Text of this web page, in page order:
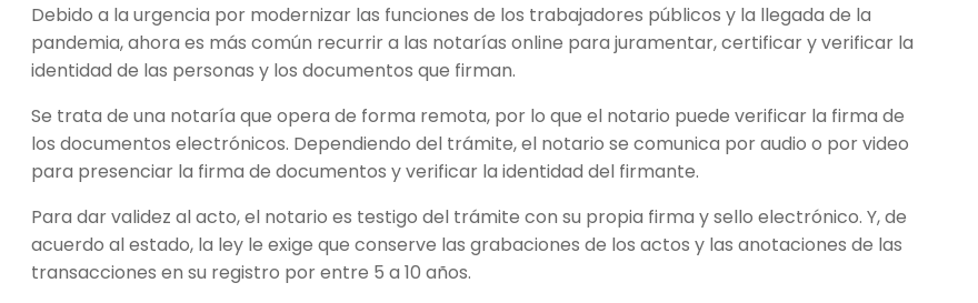
Debido a la urgencia por modernizar las funciones de los trabajadores públicos y la llegada de la
pandemia, ahora es más común recurrir a las notarías online para juramentar, certificar y verificar la
identidad de las personas y los documentos que firman.
Se trata de una notaría que opera de forma remota, por lo que el notario puede verificar la firma de
los documentos electrónicos. Dependiendo del trámite, el notario se comunica por audio o por video
para presenciar la firma de documentos y verificar la identidad del firmante.
Para dar validez al acto, el notario es testigo del trámite con su propia firma y sello electrónico. Y, de
acuerdo al estado, la ley le exige que conserve las grabaciones de los actos y las anotaciones de las
transacciones en su registro por entre 5 a 10 años.